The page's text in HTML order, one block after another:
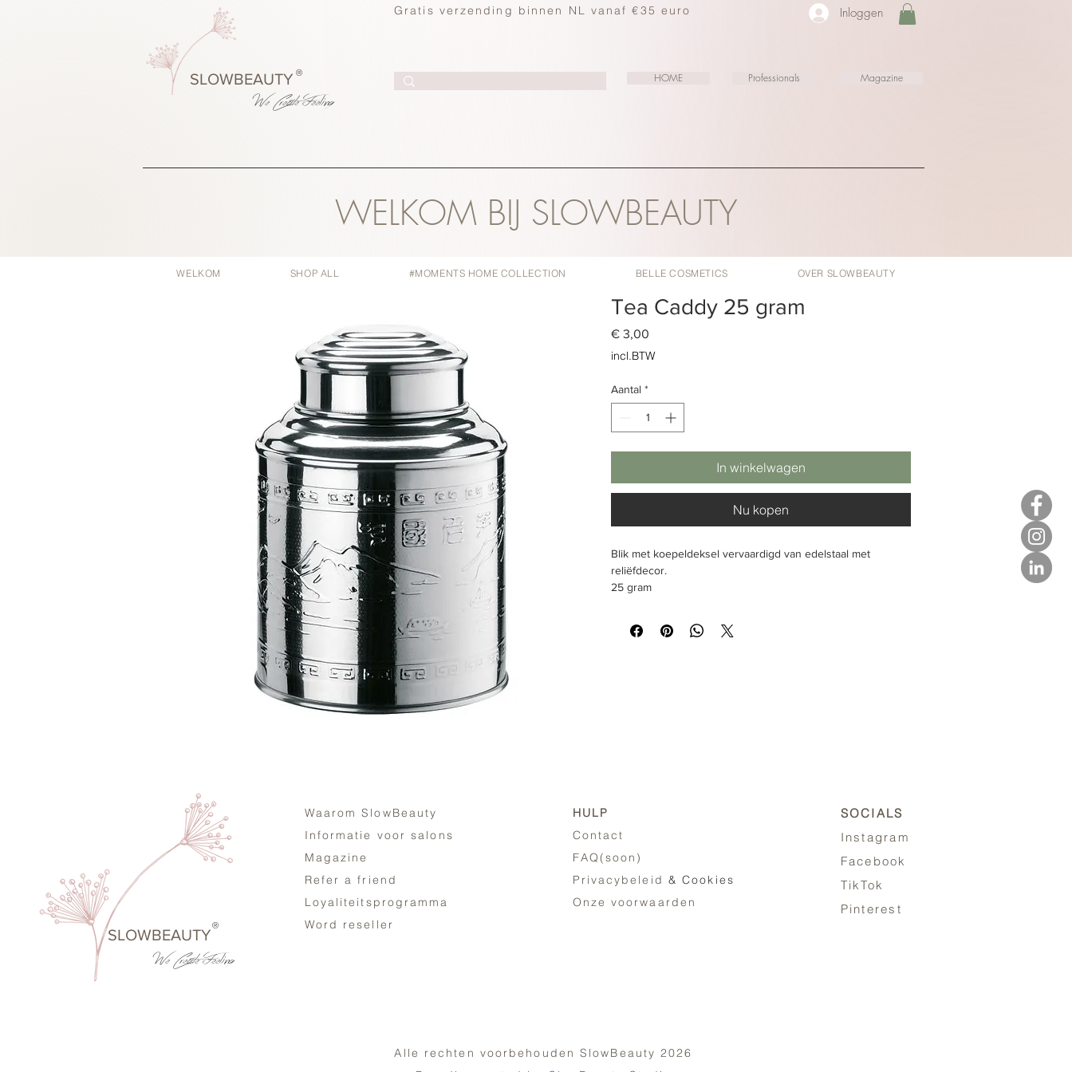
Gratis verzending binnen NL vanaf €35 euro Inloggen
®
SLOWBEAUTY
We CreateFeeling
HOME Professionals Magazine
WELKOM BIJ SLOWBEAUTY
WELKOM SHOP ALL #MOMENTS HOME COLLECTION BELLE COSMETICS OVER SLOWBEAUTY
Tea Caddy 25 gram
€ 3,00
incl.BTW
Aantal *
In winkelwagen
Nu kopen
Blik met koepeldeksel vervaardigd van edelstaal met
reliëfdecor.
25 gram
rond, Ø 56 mm, hoogte 75 mm
SLOWBEAUTY
We CreateFeeling
®
Waarom SlowBeauty
Informatie voor salons
Magazine
Refer a friend
Loyaliteitsprogramma
Word reseller
HULP
Contact
FAQ(soon)
Privacybeleid & Cookies
Onze voorwaarden
SOCIALS
Instagram
Facebook
TikTok
Pinterest
Alle rechten voorbehouden SlowBeauty 2026